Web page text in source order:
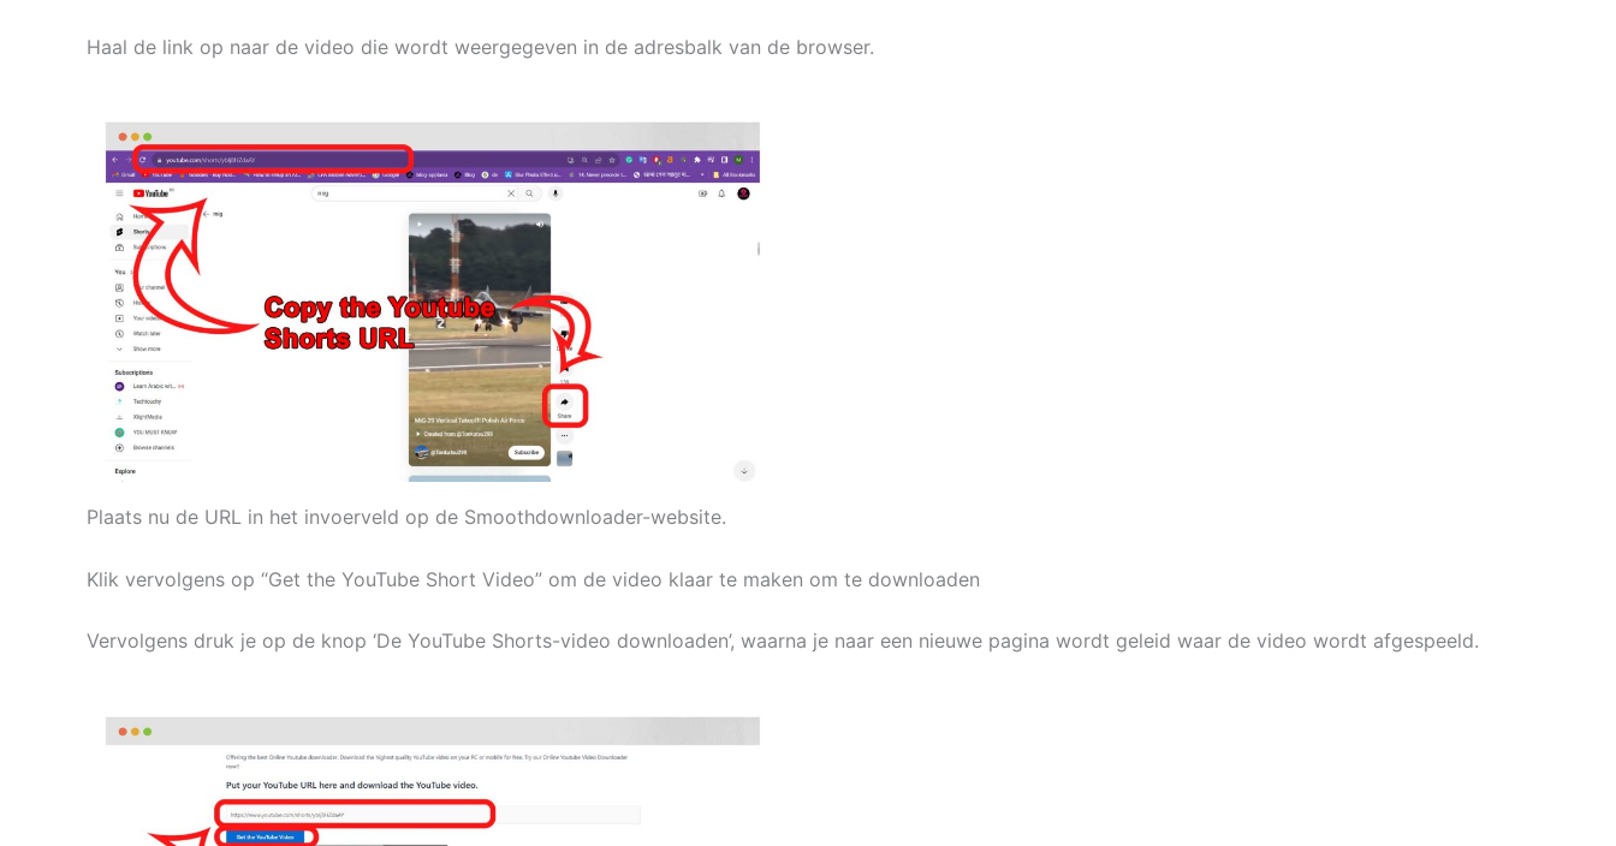
Haal de link op naar de video die wordt weergegeven in de adresbalk van de browser.
Plaats nu de URL in het invoerveld op de Smoothdownloader-website.
Klik vervolgens op “Get the YouTube Short Video” om de video klaar te maken om te downloaden
Vervolgens druk je op de knop ‘De YouTube Shorts-video downloaden’, waarna je naar een nieuwe pagina wordt geleid waar de video wordt afgespeeld.